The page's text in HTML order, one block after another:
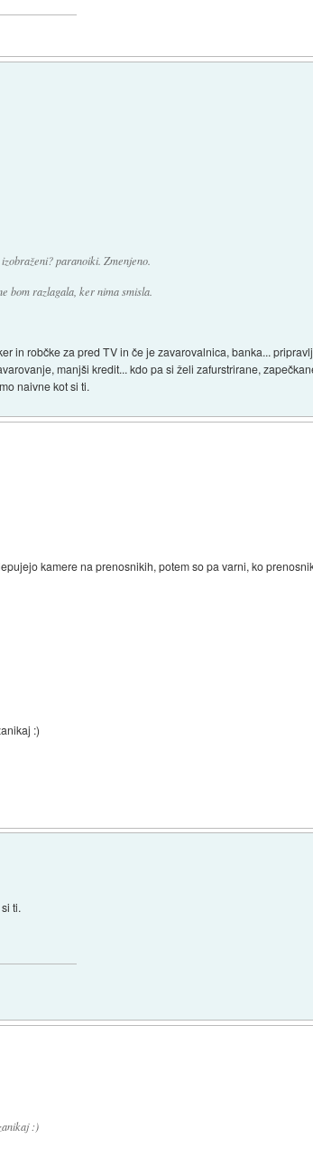
paranoiki. Zmenjeno.
bom razlagala, ker nima smisla.
in robčke za pred TV in če je zavarovalnica, banka...
manjši kredit... kdo pa si želi zafurstrirane,
naivne kot si ti.
kamere na prenosnikih, potem so pa varni, ko
:)
ti.
:)